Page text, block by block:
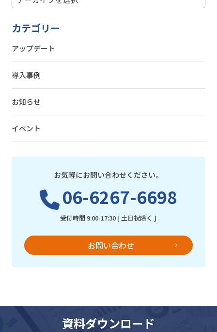
カテゴリー
アップデート
導入事例
お知らせ
イベント
お気軽にお問い合わせください。
06-6267-6698
受付時間 9:00-17:30 [ 土日祝除く ]
お問い合わせ
資料ダウンロード